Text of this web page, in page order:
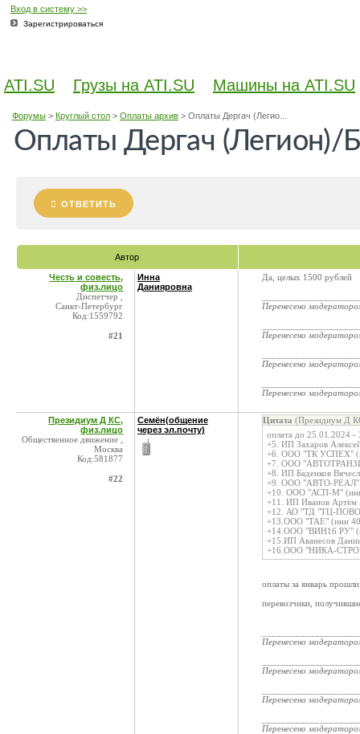
Вход в систему >>
Зарегистрироваться
ATI.SU Грузы на ATI.SU Машины на ATI.SU
Форумы> Круглый стол> Оплаты архив> Оплаты Дергач (Легио...
Оплаты Дергач
ОТВЕТИТЬ
Автор
Честь и совесть,
физ.лицо
Диспетчер ,
Санкт-Петербург
Код:1559792
#21
Инна
Данияровна
Да, целых 1500 рублей
Перенесено
Перенесено
Перенесено
Перенесено
Президиум Д КС,
физ.лицо
Общественное движение ,
Москва
Код:581877
#22
Семён(общение
через эл.почту)
Цитата (Президиум Д
оплата до 25.01.2024 -
+5. ИП Захаров
+6. ООО "ТК УСПЕХ"
+7. ООО
+8. ИП Баденков
+9. ООО "АВТО-РЕАЛ"
+10. ООО "АСП-М" (инн
+11. ИП Иванов Артём
+12. АО "ТД "ТЦ-
+13.ООО "ТАЕ" (инн
+14.ООО "ВИН16 РУ"
+15.ИП Аванесов
+16.ООО "НИКА-
оплаты за январь
перевозчики,
Перенесено
Перенесено
Перенесено
Перенесено